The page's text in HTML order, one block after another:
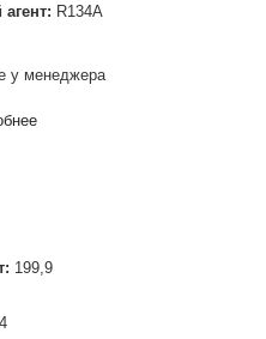
R134A
у менеджера
199,9
4